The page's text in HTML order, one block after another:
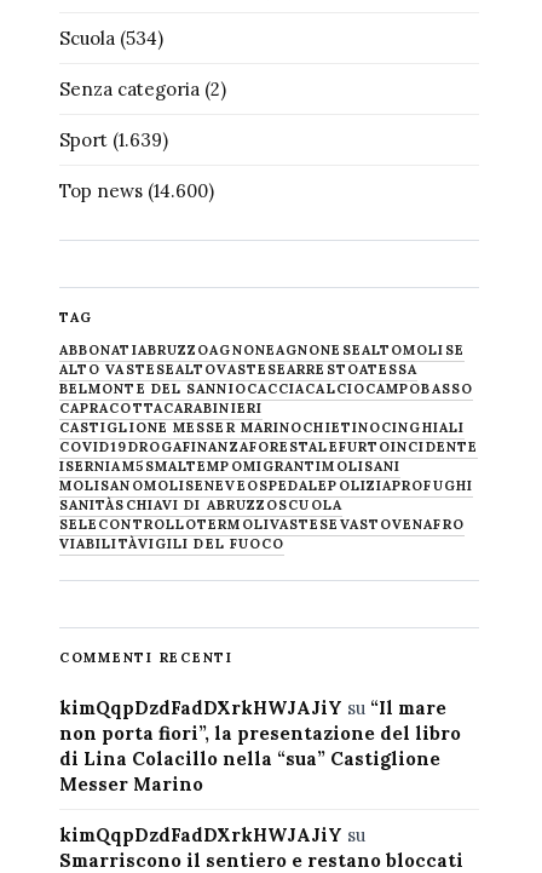
Scuola(534)
Senza categoria(2)
Sport(1.639)
Top news(14.600)
TAG
ABBONATIABRUZZOAGNONEAGNONESEALTOMOLISE
ALTO VASTESEALTOVASTESEARRESTOATESSA
BELMONTE DEL SANNIOCACCIACALCIOCAMPOBASSO
CAPRACOTTACARABINIERI
CASTIGLIONE MESSER MARINOCHIETINOCINGHIALI
COVID19DROGAFINANZAFORESTALEFURTOINCIDENTE
ISERNIAM5SMALTEMPOMIGRANTIMOLISANI
MOLISANOMOLISENEVE OSPEDALEPOLIZIAPROFUGHI
SANITÀSCHIAVI DI ABRUZZOSCUOLA
SELECONTROLLOTERMOLIVASTESE VASTOVENAFRO
VIABILITÀVIGILI DEL FUOCO
COMMENTI RECENTI
kimQqpDzdFadDXrkHWJAJiY su “Il mare
non porta fiori”, la presentazione del libro
di Lina Colacillo nella “sua” Castiglione
Messer Marino
kimQqpDzdFadDXrkHWJAJiY su
Smarriscono il sentiero e restano bloccati